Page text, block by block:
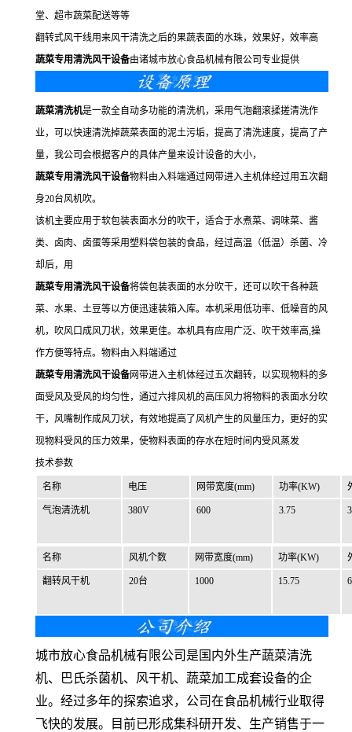
堂、超市蔬菜配送等等
翻转式风干线用来风干清洗之后的果蔬表面的水珠，效果好，效率高
蔬菜专用清洗风干设备由诸城市放心食品机械有限公司专业提供
蔬菜清洗机是一款全自动多功能的清洗机，采用气泡翻滚揉搓清洗作
业，可以快速清洗掉蔬菜表面的泥土污垢，提高了清洗速度，提高了产
量，我公司会根据客户的具体产量来设计设备的大小，
蔬菜专用清洗风干设备物料由入料端通过网带进入主机体经过用五次翻
身20台风机吹。
该机主要应用于软包装表面水分的吹干，适合于水煮菜、调味菜、酱
类、卤肉、卤蛋等采用塑料袋包装的食品，经过高温（低温）杀菌、冷
却后，用
蔬菜专用清洗风干设备将袋包装表面的水分吹干，还可以吹干各种蔬
菜、水果、土豆等以方便迅速装箱入库。本机采用低功率、低噪音的风
机，吹风口成风刀状，效果更佳。本机具有应用广泛、吹干效率高,操
作方便等特点。物料由入料端通过
蔬菜专用清洗风干设备网带进入主机体经过五次翻转，以实现物料的多
面受风及受风的均匀性，通过六排风机的高压风力将物料的表面水分吹
干，风嘴制作成风刀状，有效地提高了风机产生的风量压力，更好的实
现物料受风的压力效果，使物料表面的存水在短时间内受风蒸发
技术参数
名称 电压 网带宽度(mm) 功率(KW)
气泡清洗机 380V 600 3.75
名称 风机个数 网带宽度(mm) 功率(KW)
翻转风干机 20台 1000 15.75
城市放心食品机械有限公司是国内外生产蔬菜清洗
机、巴氏杀菌机、风干机、蔬菜加工成套设备的企
业。经过多年的探索追求，公司在食品机械行业取得
飞快的发展。目前已形成集科研开发、生产销售于一